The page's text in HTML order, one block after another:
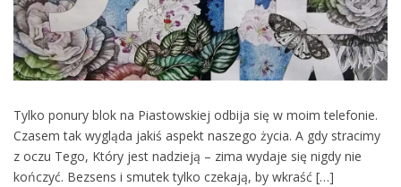
Tylko ponury blok na Piastowskiej odbija się w moim telefonie.
Czasem tak wygląda jakiś aspekt naszego życia. A gdy stracimy
z oczu Tego, Który jest nadzieją – zima wydaje się nigdy nie
kończyć. Bezsens i smutek tylko czekają, by wkraść […]